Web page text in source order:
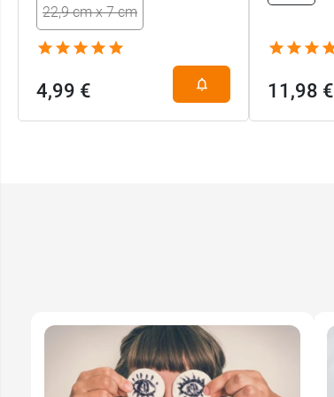
22,9 cm x 7 cm
4,99 € 11,98 €